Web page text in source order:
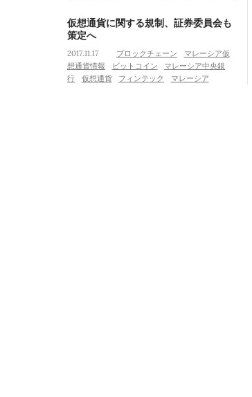
仮想通貨に関する規制、証券委員会も
策定へ
2017.11.17 ブロックチェーン
マレーシア仮
想通貨情報
ビットコイン
マレーシア中央銀
行
仮想通貨 フィンテック マレーシア